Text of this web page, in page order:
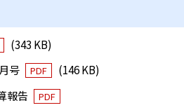
(343 KB)
号
PDF
(146 KB)
報告
PDF